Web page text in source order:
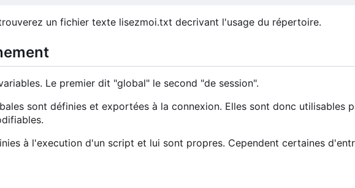
un fichier texte lisezmoi.txt decrivant l'usage du répertoire.
Le premier dit "global" le second "de session".
sont définies et exportées à la connexion. Elles sont donc utilisables
à l'execution d'un script et lui sont propres. Cependent certaines